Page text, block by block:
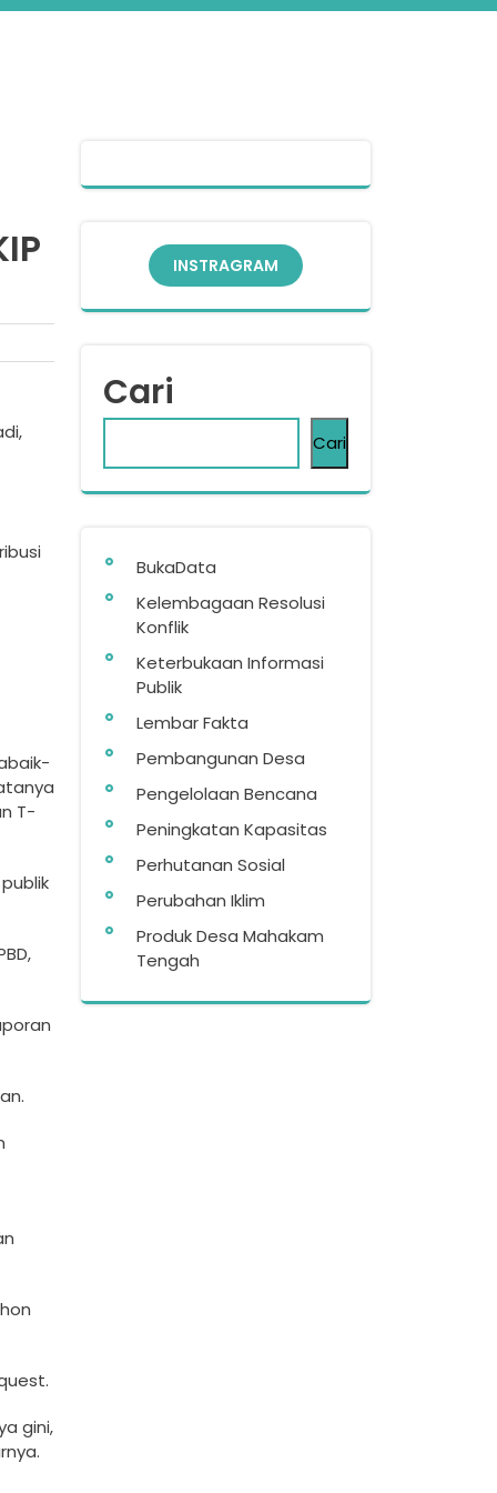
T­
gini­,
INSTRAGRAM
Cari
Cari
BukaData
Kelembagaan Resolusi
Konflik
Keterbukaan Informasi
Publik
Lembar Fakta
Pembangunan Desa
Pengelolaan Bencana
Peningkatan Kapasitas
Perhutanan Sosial
Perubahan Iklim
Produk Desa Mahakam
Tengah